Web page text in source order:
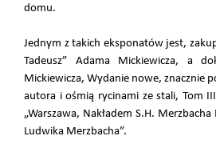
domu.
Jednym z takich eksponatów jest,
Tadeusz” Adama Mickiewicza, a
Mickiewicza, Wydanie nowe, znacznie
autora i ośmią rycinami ze stali, Tom
„Warszawa, Nakładem S.H.
Ludwika Merzbacha”.